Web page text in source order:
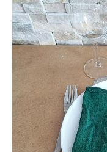
coton